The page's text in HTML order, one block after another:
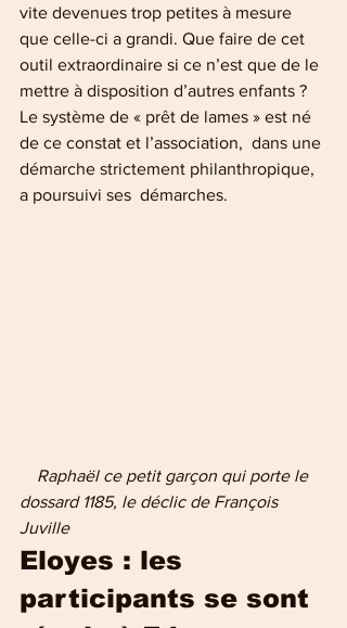
vite devenues trop petites à mesure
que celle-ci a grandi. Que faire de cet
outil extraordinaire si ce n’est que de le
mettre à disposition d’autres enfants ?
Le système de « prêt de lames » est né
de ce constat et l’association,  dans une
démarche strictement philanthropique,
a poursuivi ses  démarches.
Raphaël ce petit garçon qui porte le
dossard 1185, le déclic de François
Juville
Eloyes : les
participants se sont